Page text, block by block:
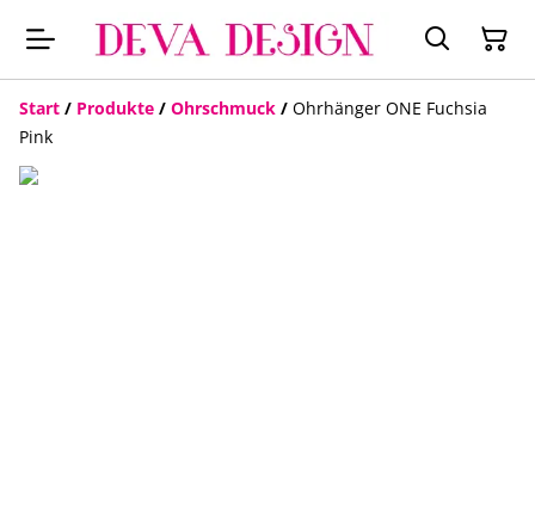
Start / Produkte / Ohrschmuck / Ohrhänger ONE Fuchsia
Pink